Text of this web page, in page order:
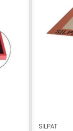
SILPAT